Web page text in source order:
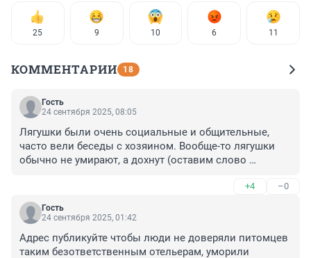
25 9 10 6 11
КОММЕНТАРИИ 18
Гость
24 сентября 2025, 08:05
Лягушки были очень социальные и общительные,
часто вели беседы с хозяином. Вообще-то лягушки
обычно не умирают, а дохнут (оставим слово
+4 –0
Гость
24 сентября 2025, 01:42
Адрес публикуйте чтобы люди не доверяли питомцев
таким безответственным отельерам, уморили